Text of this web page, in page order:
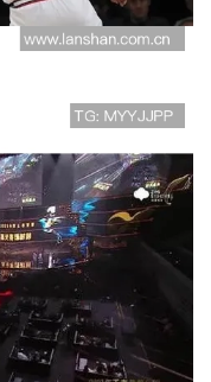
带你回味那
瞬间